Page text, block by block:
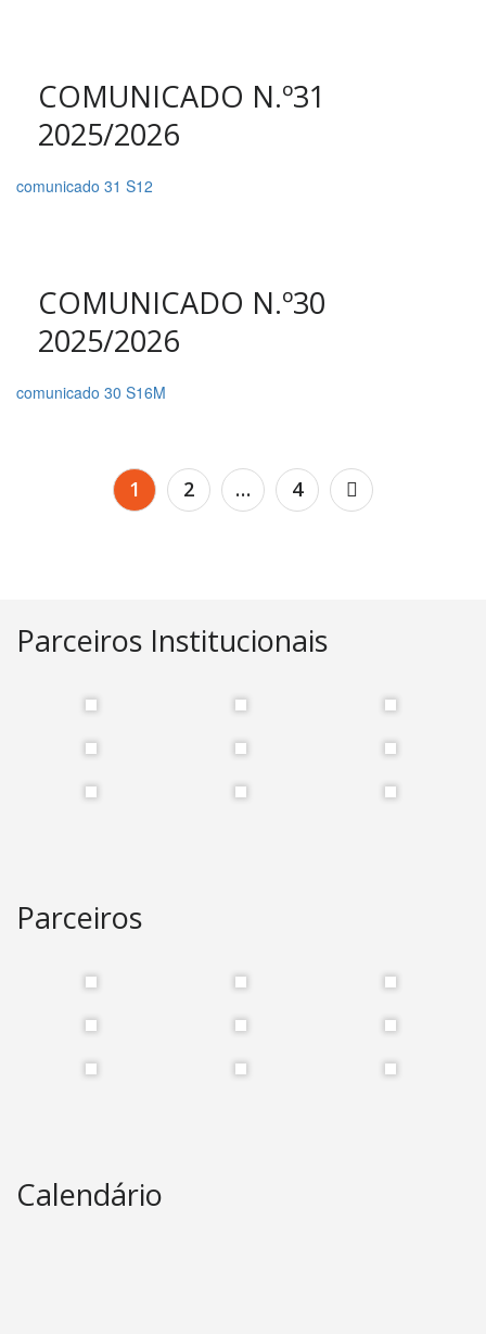
COMUNICADO N.º31
2025/2026
comunicado 31 S12
COMUNICADO N.º30
2025/2026
comunicado 30 S16M
Navegação
1 2 … 4
Parceiros Institucionais
Parceiros
Calendário